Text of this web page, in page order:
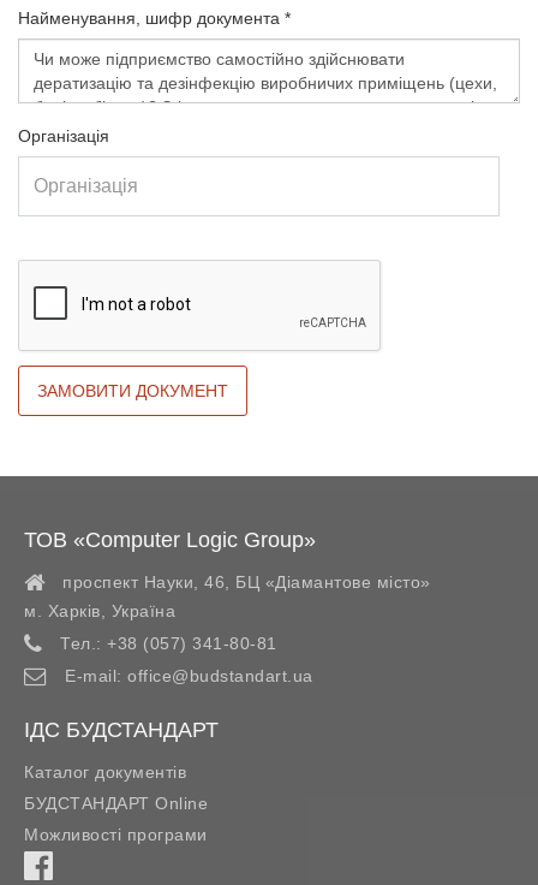
Найменування, шифр документа *
Організація
ТОВ «Computer Logic Group»
проспект Науки, 46, БЦ «Діамантове місто»
м. Харків
Україна
Тел.: +38 (057) 341-80-81
E-mail: office@budstandart.ua
ІДС БУДСТАНДАРТ
Каталог документів
БУДСТАНДАРТ Online
Можливості програми